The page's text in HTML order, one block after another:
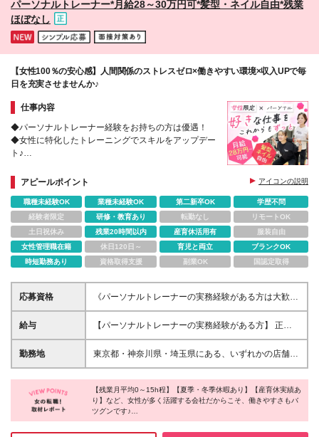
パーソナルトレーナー*月給28～30万円可*髪型・ネイル自由*残業
ほぼなし
【女性100％の安心感】人間関係のストレスゼロ×働きやすい環境×収入UPで毎
日を充実させませんか♪
仕事内容
◆パーソナルトレーナー経験をお持ちの方は優遇！
◆女性に特化したトレーニングでスキルをアップデー
ト♪
可能
◆13名の育休取得実績あり＆復帰実績多数
アピールポイント アイコンの説明
職種未経験OK 業種未経験OK 第二新卒OK
学歴不問
経験者限定
研修・教育あり 転勤なし
リモートOK
土日祝休み
残業20時間以内 産育休活用有
服装自由
女性管理職在籍
休日120日～ 育児と両立
ブランクOK
時短勤務あり
資格取得支援 副業OK 国認定取得
応募資格
《パーソナルトレーナーの実務経験がある方は大歓
迎！学歴不問♪》 ■未経験OK ★日々のダイエット・運
動経験や美容知識、コミュニケーション力などが活か
ディに昇進・昇給したい方 *トレーニングや運動・美
容が好きな方 *生活スタイルが変わっても長く働きた
給与
【パーソナルトレーナーの実務経験がある方】 正社
員：月給28万円〜30万円 給与内訳 基本給：210,000
円 等級給：21,000円～ 役職給：13,000円～ 住宅手
給） ※経験・スキルを考慮の上、決定いたします。 ※
固定残業を超える超過分は法定どおり支給します。
【未経験の方】 正社員：月給25万2000円～ 給与内訳
勤務地
東京都・神奈川県・埼玉県にある、いずれかの店舗で
ご活躍いただきます！ ※転居を伴う転勤はありませ
ん。 ※勤務地の希望はできるだけ反映します。 【上
野店】東京都台東区東上野3-39-5 第一地所上野ビル3
階 【池袋店】東京都豊島区西池袋3-25-11 CIC
IKEBUKURO BUIL4F ★積極採用中！★ 【横浜店】
神奈川県横浜市西区岡野1-13-5 横浜西口サンエース
【残業月平均0～15h程】【夏季・冬季休暇あり】【産育休実績あ
り】など、女性が多く活躍する会社だからこそ、働きやすさもバ
ツグンです♪
「お客様もスタッフも楽しいと思える環境」を大切にしている同
社。スタッフの方も、「お客様のために頑張ることがやりがいで